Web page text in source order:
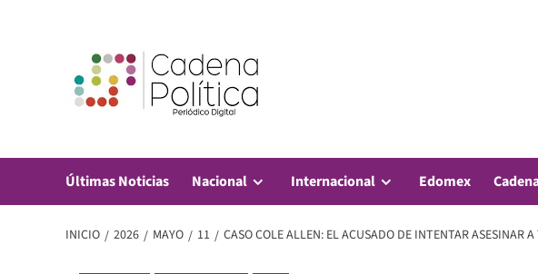
Últimas Noticias Nacional Internacional Edomex
INICIO 2026 MAYO 11 CASO COLE ALLEN: EL ACUSADO DE INTENTAR ASESINAR